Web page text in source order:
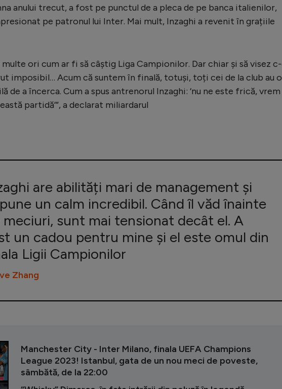
anului trecut, a fost pe punctul de a pleca de pe banca italienilor,
pe patronul lui Inter. Mai mult, Inzaghi a revenit în grațiile
multe ori cum ar fi să câștig Liga Campionilor. Dar chiar și să visez
imposibil… Acum că suntem în finală, totuși, toți cei de la club au o
de a încerca. Cum a spus antrenorul Inzaghi: ‘nu ne este frică, vrem
partidă’”, a declarat miliardarul
are abilități mari de management și
un calm incredibil. Când îl văd înainte
meciuri, sunt mai tensionat decât el. A
un cadou pentru mine și el este omul din
Ligii Campionilor
Zhang
Manchester City - Inter Milano, finala UEFA Champions
League 2023! Istanbul, gata de un nou meci de poveste,
sâmbătă, de la 22:00